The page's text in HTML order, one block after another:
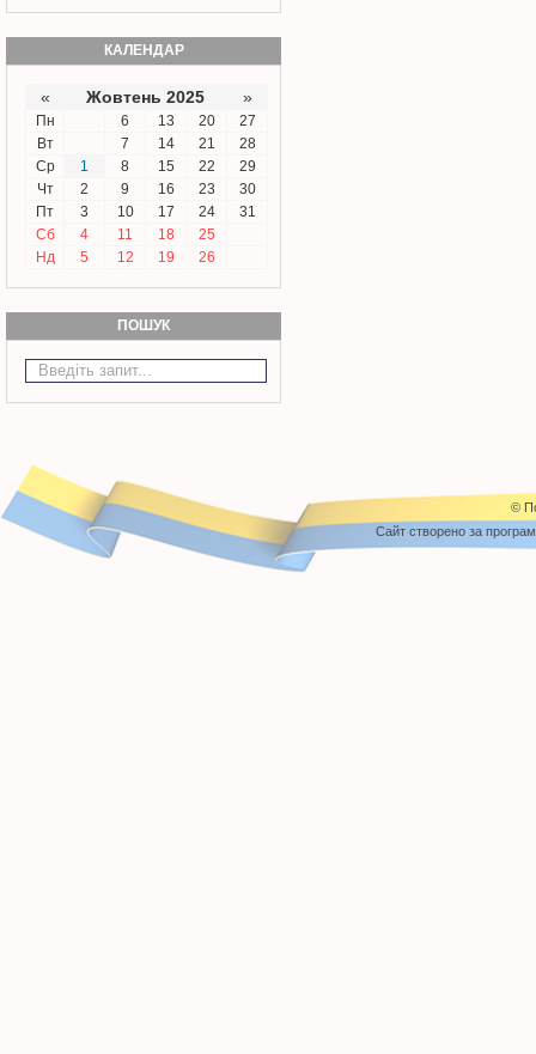
КАЛЕНДАР
« Жовтень 2025 »
Пн 6 13 20
27
Вт
7 14 21
28
Ср
1 8 15 22
29
Чт
2 9 16 23
30
Пт
3 10 17 24
31
Сб
4 11 18
25
Нд
5 12 19 26
ПОШУК
©
Cайт створено за